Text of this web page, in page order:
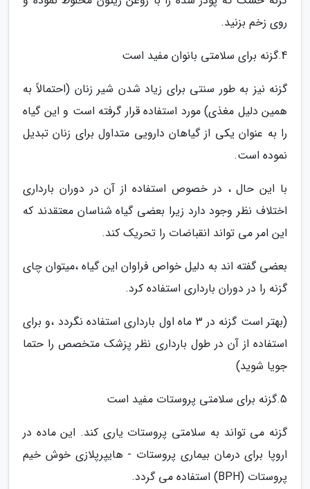
روی زخم بزنید.
4.گزنه برای سلامتی بانوان مفید است
گزنه نیز به طور سنتی برای زیاد شدن شیر زنان (احتمالاً به
همین دلیل مغذی) مورد استفاده قرار گرفته است و این گیاه
را به عنوان یکی از گیاهان دارویی متداول برای زنان تبدیل
نموده است.
با این حال ، در خصوص استفاده از آن در دوران بارداری
اختلاف نظر وجود دارد زیرا بعضی گیاه شناسان معتقدند که
این امر می تواند انقباضات را تحریک کند.
بعضی گفته اند به دلیل خواص فراوان این گیاه ،میتوان چای
گزنه را در دوران بارداری استفاده کرد.
(بهتر است گزنه در 3 ماه اول بارداری استفاده نگردد ،و برای
استفاده از آن در طول بارداری نظر پزشک متخصص را حتما
جویا شوید)
5.گزنه برای سلامتی پروستات مفید است
گزنه می تواند به سلامتی پروستات یاری کند. این ماده در
اروپا برای درمان بیماری پروستات - هایپرپلازی خوش خیم
پروستات (BPH) استفاده می گردد.